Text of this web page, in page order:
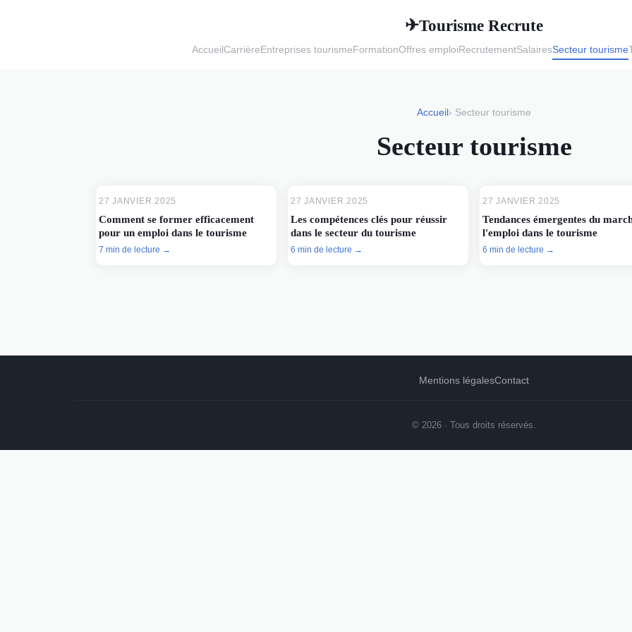
✈Tourisme Recrute
AccueilCarrièreEntreprises tourismeFormationOffres emploiRecrutementSalairesSecteur tourisme
Accueil › Secteur tourisme
Secteur tourisme
27 JANVIER 2025
Comment se former efficacement
pour un emploi dans le tourisme
7 min de lecture →
27 JANVIER 2025
Les compétences clés pour réussir
dans le secteur du tourisme
6 min de lecture →
27 JANVIER 2025
Tendances émergentes du
l'emploi dans le tourisme
6 min de lecture →
Mentions légalesContact
© 2026 · Tous droits réservés.